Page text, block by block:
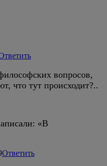
вопросов,
что тут происходит?..
«В
Ответить